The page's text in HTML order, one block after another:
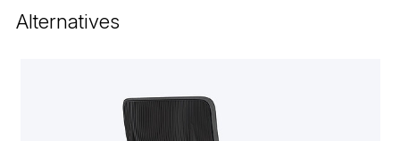
Alternatives